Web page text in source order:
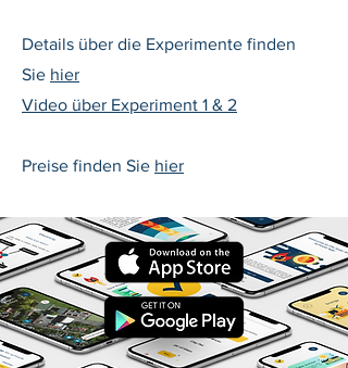
Details über die Experimente finden
Sie hier
Video über Experiment 1 & 2
Preise finden Sie hier